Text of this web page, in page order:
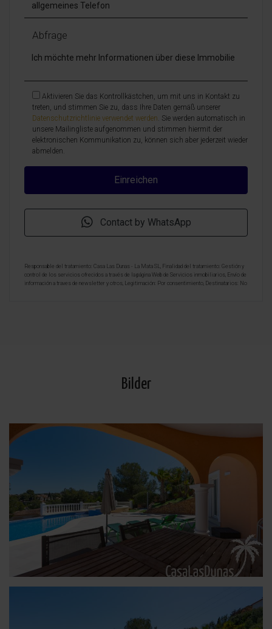
Abfrage
Aktivieren Sie das Kontrollkästchen, um mit uns in Kontakt zu
treten, und stimmen Sie zu, dass Ihre Daten gemäß unserer
Datenschutzrichtlinie verwendet werden. Sie werden automatisch in
unsere Mailingliste aufgenommen und stimmen hiermit der
elektronischen Kommunikation zu, können sich aber jederzeit wieder
abmelden.
Contact by WhatsApp
Responsable del tratamiento: Casa Las Dunas - La Mata SL, Finalidad del tratamiento: Gestión y
control de los servicios ofrecidos a través de la página Web de Servicios inmobiliarios, Envío de
información a traves de newsletter y otros, Legitimación: Por consentimiento, Destinatarios: No
Bilder